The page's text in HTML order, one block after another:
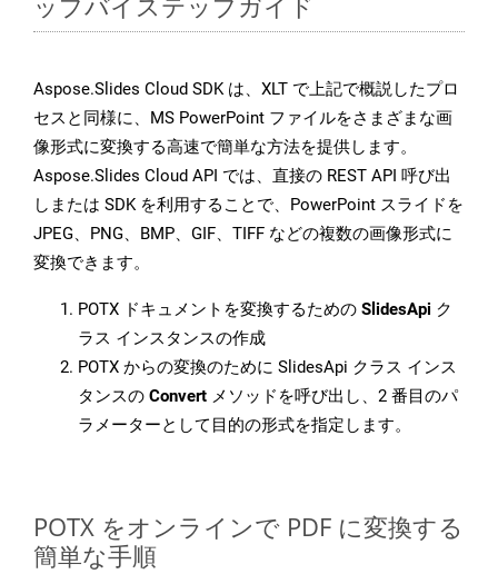
Aspose.Slides Cloud SDK は、XLT で上記で概説したプロ
セスと同様に、MS PowerPoint ファイルをさまざまな画
像形式に変換する高速で簡単な方法を提供します。
Aspose.Slides Cloud API では、直接の REST API 呼び出
しまたは SDK を利用することで、PowerPoint スライドを
JPEG、PNG、BMP、GIF、TIFF などの複数の画像形式に
変換できます。
POTX ドキュメントを変換するための SlidesApi ク
ラス インスタンスの作成
POTX からの変換のために SlidesApi クラス インス
タンスの Convert メソッドを呼び出し、2 番目のパ
ラメーターとして目的の形式を指定します。
POTX をオンラインで PDF に変換する
簡単な手順